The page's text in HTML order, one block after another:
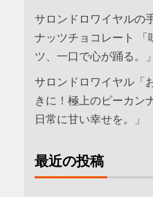
サロンドロワイヤルの
ナッツチョコレート 「
ツ、一口で心が踊る。」
サロンドロワイヤル「
きに！極上のピーカン
日常に甘い幸せを。」
最近の投稿